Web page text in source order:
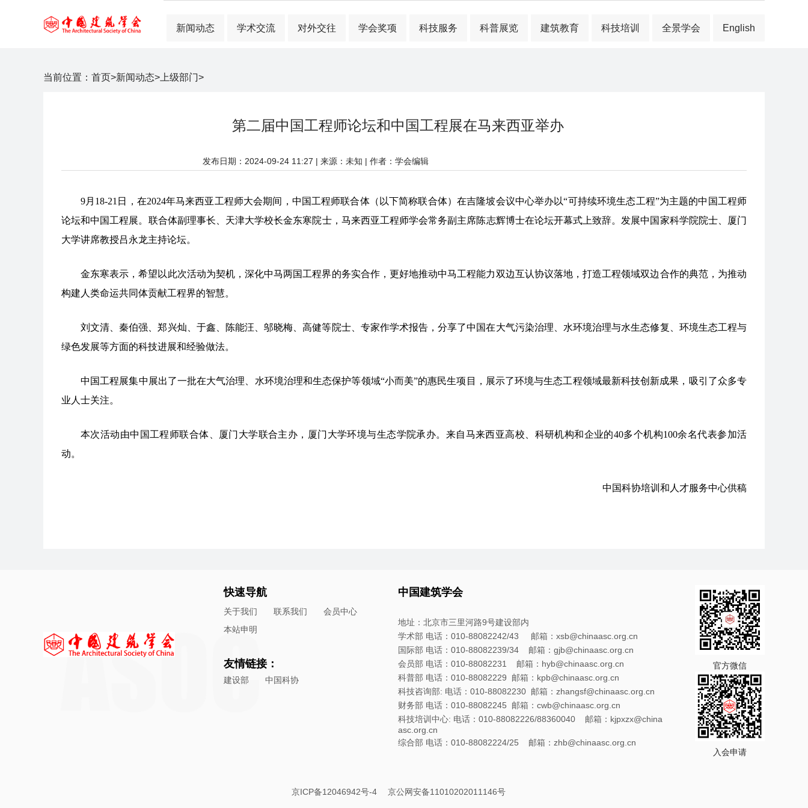
新闻动态 学术交流 对外交往 学会奖项 科技服务 科普展览 建筑教育 科技培训 全景学会 English
当前位置： 首页>新闻动态> 上级部门>
第二届中国工程师论坛和中国工程展在马来西亚举办
发布日期：2024-09-24 11:27 | 来源：未知 | 作者：学会编辑
9月18-21日，在2024年马来西亚工程师大会期间，中国工程师联合体（以下简称联合体）在吉隆坡会议中心举办以“可持续环境生态工程”为主题的中国工程师
论坛和中国工程展。联合体副理事长、天津大学校长金东寒院士，马来西亚工程师学会常务副主席陈志辉博士在论坛开幕式上致辞。发展中国家科学院院士、厦门
大学讲席教授吕永龙主持论坛。
金东寒表示，希望以此次活动为契机，深化中马两国工程界的务实合作，更好地推动中马工程能力双边互认协议落地，打造工程领域双边合作的典范，为推动
构建人类命运共同体贡献工程界的智慧。
刘文清、秦伯强、郑兴灿、于鑫、陈能汪、邬晓梅、高健等院士、专家作学术报告，分享了中国在大气污染治理、水环境治理与水生态修复、环境生态工程与
绿色发展等方面的科技进展和经验做法。
中国工程展集中展出了一批在大气治理、水环境治理和生态保护等领域“小而美”的惠民生项目，展示了环境与生态工程领域最新科技创新成果，吸引了众多专
业人士关注。
本次活动由中国工程师联合体、厦门大学联合主办，厦门大学环境与生态学院承办。来自马来西亚高校、科研机构和企业的40多个机构100余名代表参加活
动。
中国科协培训和人才服务中心供稿
快速导航
关于我们 联系我们
会员中心
本站申明
友情链接：
建设部 中国科协
中国建筑学会
地址：北京市三里河路9号建设部内
学术部 电话：010-88082242/43 邮箱：xsb@chinaasc.org.cn
国际部 电话：010-88082239/34 邮箱：gjb@chinaasc.org.cn
会员部 电话：010-88082231 邮箱：hyb@chinaasc.org.cn
科普部 电话：010-88082229 邮箱：kpb@chinaasc.org.cn
科技咨询部: 电话：010-88082230 邮箱：zhangsf@chinaasc.org.cn
财务部 电话：010-88082245 邮箱：cwb@chinaasc.org.cn
科技培训中心: 电话：010-88082226/88360040 邮箱：kjpxzx@china
asc.org.cn
综合部 电话：010-88082224/25 邮箱：zhb@chinaasc.org.cn
官方微信
入会申请
京ICP备12046942号-4 京公网安备11010202011146号